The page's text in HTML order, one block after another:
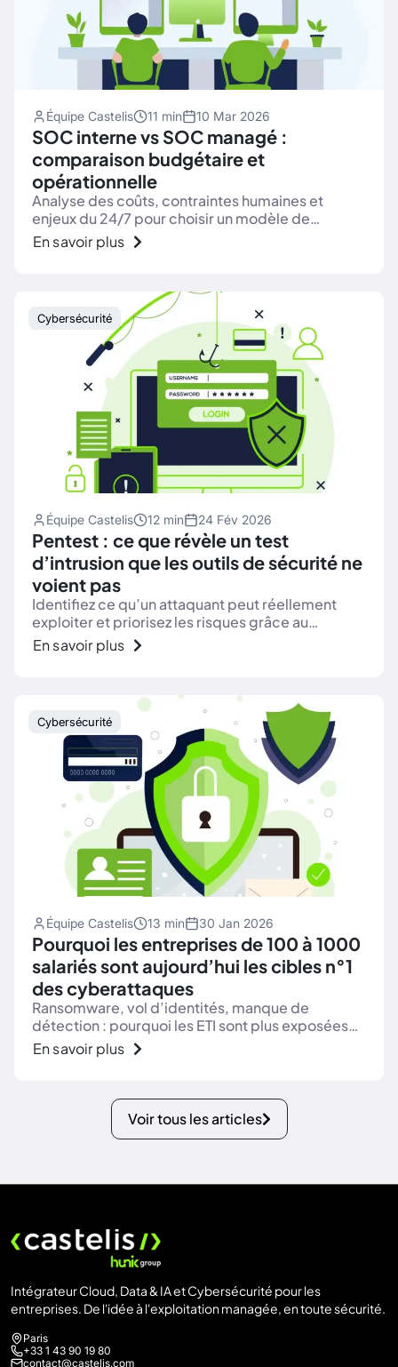
Équipe Castelis 11 min 10 Mar 2026
SOC interne vs SOC managé :
comparaison budgétaire et
opérationnelle
Analyse des coûts, contraintes humaines et
enjeux du 24/7 pour choisir un modèle de
supervision réellement opérable en entreprise
intermédiaire.
En savoir plus
Cybersécurité
Équipe Castelis 12 min 24 Fév 2026
Pentest : ce que révèle un test
d’intrusion que les outils de sécurité ne
voient pas
Identifiez ce qu’un attaquant peut réellement
exploiter et priorisez les risques grâce au
pentest, une approche offensive pragmatique.
En savoir plus
Cybersécurité
Équipe Castelis 13 min 30 Jan 2026
Pourquoi les entreprises de 100 à 1000
salariés sont aujourd’hui les cibles n°1
des cyberattaques
Ransomware, vol d’identités, manque de
détection : pourquoi les ETI sont plus exposées
en 2025-2026 et quelles actions concrètes pour
réduire le risque.
En savoir plus
Voir tous les articles
Intégrateur Cloud, Data & IA et Cybersécurité pour les
entreprises. De l'idée à l'exploitation managée, en toute sécurité.
Paris
+33 1 43 90 19 80
contact@castelis.com